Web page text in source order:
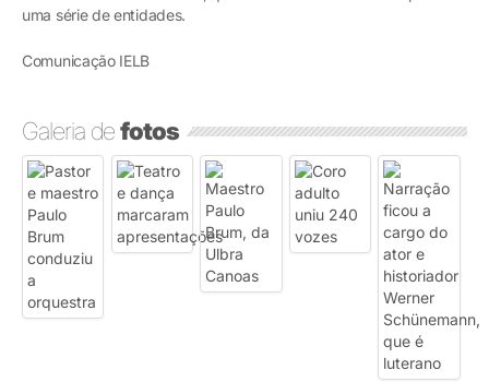
uma série de entidades.
Comunicação IELB
Galeria defotos